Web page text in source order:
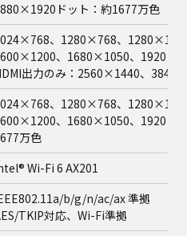
ドット：約1677万色
、1280×768、
、1680×1050、
出力のみ：2560×1440、
、1280×768、
、1680×1050、
万色
Wi-Fi 6 AX201
b/g/n/ac/ax 準拠 （5
TKIP対応、Wi-Fi準拠